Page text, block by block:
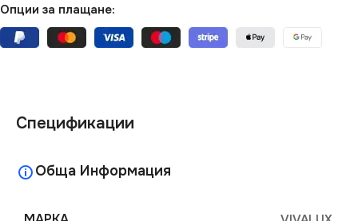
Опции за плащане:
Спецификации
Обща Информация